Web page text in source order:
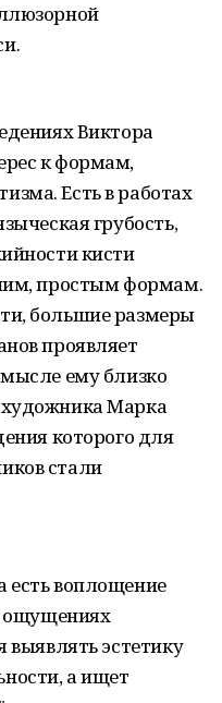
Виктора
к формам,
Есть в работах
грубость,
кисти
простым формам.
большие размеры
проявляет
ему близко
художника Марка
которого для
стали
есть воплощение
ощущениях
выявлять эстетику
а ищет